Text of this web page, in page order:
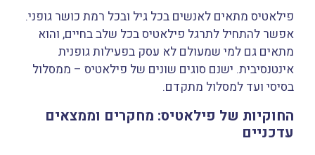
פילאטיס מתאים לאנשים בכל גיל ובכל רמת כושר גופני.
אפשר להתחיל לתרגל פילאטיס בכל שלב בחיים, והוא
מתאים גם למי שמעולם לא עסק בפעילות גופנית
אינטנסיבית. ישנם סוגים שונים של פילאטיס – ממסלול
בסיסי ועד למסלול מתקדם.
החוקיות של פילאטיס: מחקרים וממצאים
עדכניים